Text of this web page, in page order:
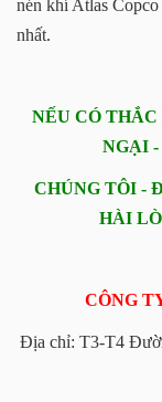
nén khí Atlas
nhất.
NẾU CÓ
NGẠI
CHÚNG TÔI -
HÀI
CÔNG
Địa chỉ: T3-T4